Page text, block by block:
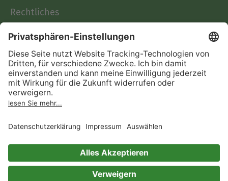
Rechtliches
AGB
Informationen nach Data
Act
Verträge hier kündigen
Impressum
Immer ein gutes Buch